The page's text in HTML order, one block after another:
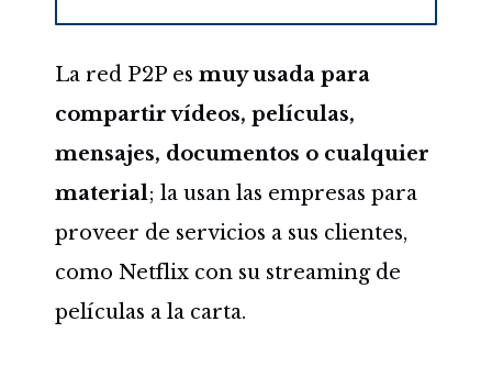
La red P2P es muy usada para
compartir vídeos, películas,
mensajes, documentos o cualquier
material; la usan las empresas para
proveer de servicios a sus clientes,
como Netflix con su streaming de
películas a la carta.